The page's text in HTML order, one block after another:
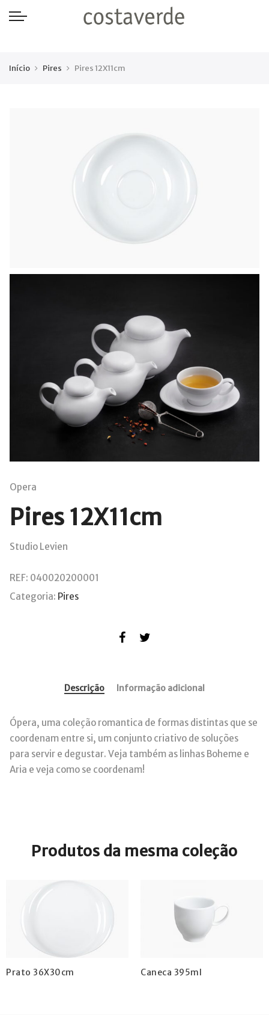
Início Pires Pires 12X11cm
Opera
Pires 12X11cm
Studio Levien
REF: 040020200001
Categoria: Pires
Descrição Informação adicional
Ópera, uma coleção romantica de formas distintas que se
coordenam entre si, um conjunto criativo de soluções
para servir e degustar. Veja também as linhas Boheme e
Aria e veja como se coordenam!
Produtos da mesma coleção
Prato 36X30cm Caneca 395ml